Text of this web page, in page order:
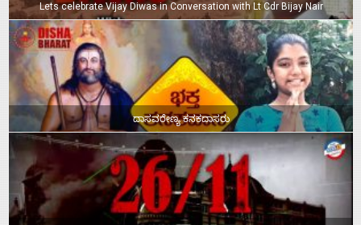
Lets celebrate Vijay Diwas in Conversation with Lt Cdr Bijay Nair
ದಾಸವರೇಣ್ಯ ಕನಕದಾಸರು